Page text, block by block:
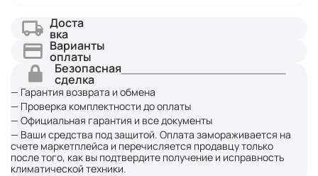
Доста
вка
Варианты
оплаты
Безопасная
сделка
— Гарантия возврата и обмена
— Проверка комплектности до оплаты
— Официальная гарантия и все документы
— Ваши средства под защитой. Оплата замораживается на
счете маркетплейса и перечисляется продавцу только
после того, как вы подтвердите получение и исправность
климатической техники.